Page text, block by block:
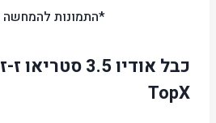
*התמונות
TopX